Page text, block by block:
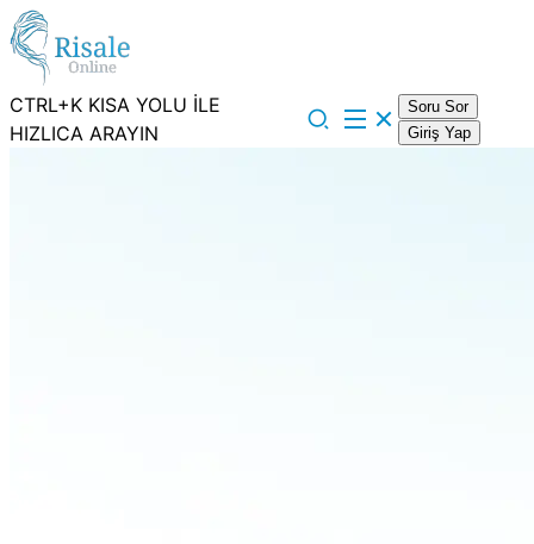
CTRL+K KISA YOLU İLE
HIZLICA ARAYIN
Soru Sor
Giriş Yap